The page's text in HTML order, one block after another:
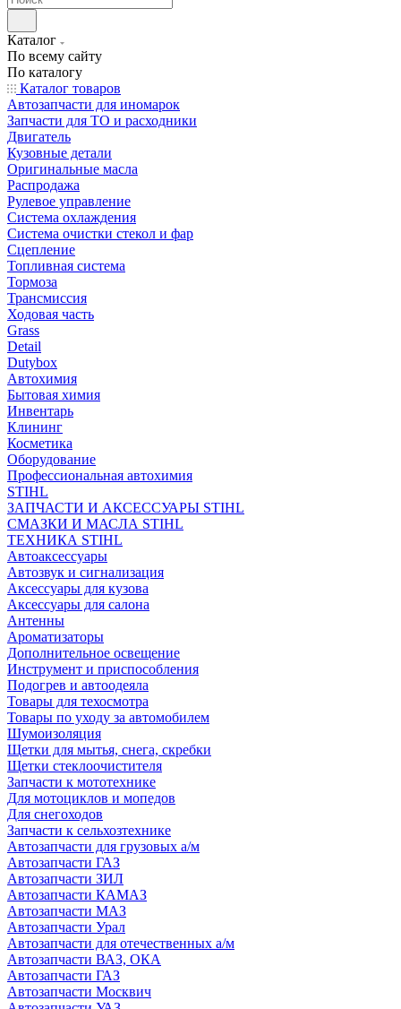
Каталог
По всему сайту
По каталогу
Каталог товаров
Автозапчасти для иномарок
Запчасти для ТО и расходники
Двигатель
Кузовные детали
Оригинальные масла
Распродажа
Рулевое управление
Система охлаждения
Система очистки стекол и фар
Сцепление
Топливная система
Тормоза
Трансмиссия
Ходовая часть
Grass
Detail
Dutybox
Автохимия
Бытовая химия
Инвентарь
Клининг
Косметика
Оборудование
Профессиональная автохимия
STIHL
ЗАПЧАСТИ И АКСЕССУАРЫ STIHL
СМАЗКИ И МАСЛА STIHL
ТЕХНИКА STIHL
Автоаксессуары
Автозвук и сигнализация
Аксессуары для кузова
Аксессуары для салона
Антенны
Ароматизаторы
Дополнительное освещение
Инструмент и приспособления
Подогрев и автоодеяла
Товары для техосмотра
Товары по уходу за автомобилем
Шумоизоляция
Щетки для мытья, снега, скребки
Щетки стеклоочистителя
Запчасти к мототехнике
Для мотоциклов и мопедов
Для снегоходов
Запчасти к сельхозтехнике
Автозапчасти для грузовых а/м
Автозапчасти ГАЗ
Автозапчасти ЗИЛ
Автозапчасти КАМАЗ
Автозапчасти МАЗ
Автозапчасти Урал
Автозапчасти для отечественных а/м
Автозапчасти ВАЗ, ОКА
Автозапчасти ГАЗ
Автозапчасти Москвич